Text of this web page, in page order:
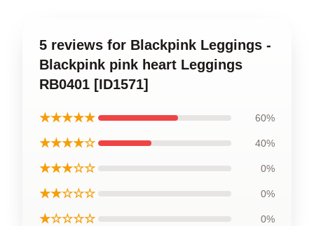
5 reviews for Blackpink Leggings -
Blackpink pink heart Leggings
RB0401 [ID1571]
★★★★★ 60%
★★★★☆ 40%
★★★☆☆ 0%
★★☆☆☆ 0%
★☆☆☆☆ 0%